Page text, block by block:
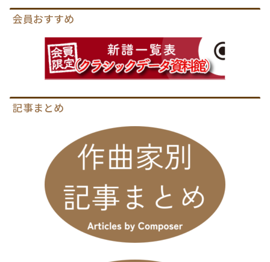
会員おすすめ
記事まとめ